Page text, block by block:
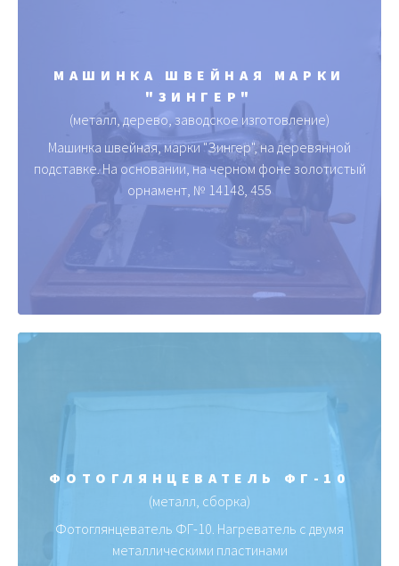
МАШИНКА ШВЕЙНАЯ МАРКИ
"ЗИНГЕР"
(металл, дерево, заводское изготовление)
Машинка швейная, марки "Зингер", на деревянной
подставке. На основании, на черном фоне золотистый
орнамент, № 14148, 455
ФОТОГЛЯНЦЕВАТЕЛЬ ФГ-10
(металл, сборка)
Фотоглянцеватель ФГ-10. Нагреватель с двумя
металлическими пластинами